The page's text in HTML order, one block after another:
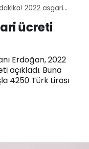
2022 asgari
ücreti
Erdoğan, 2022
açıkladı. Buna
4250 Türk Lirası